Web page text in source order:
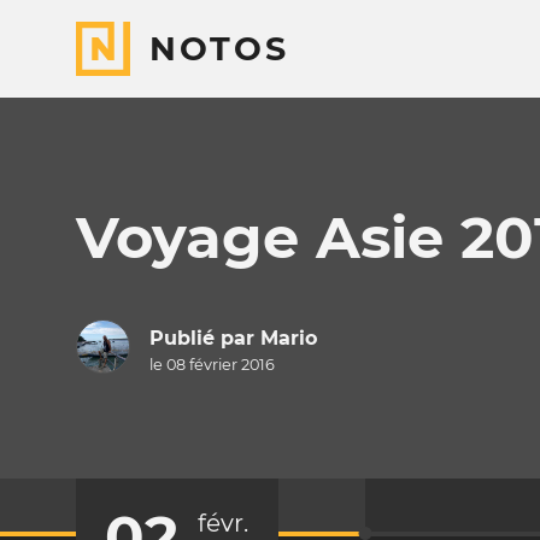
NOTOS
Voyage Asie
Publié par Mario
le 08 février 2016
févr.